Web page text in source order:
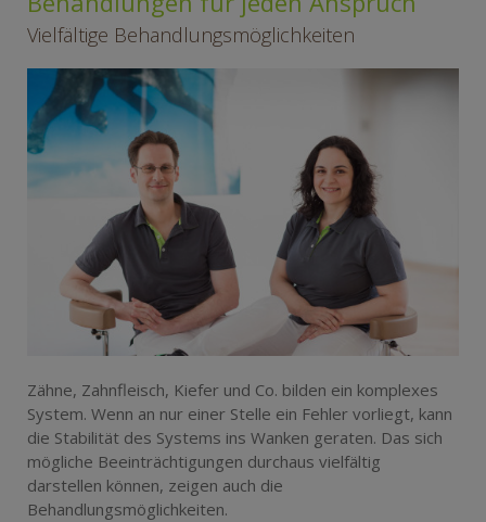
Vielfältige Behandlungsmöglichkeiten
Zähne, Zahnfleisch, Kiefer und Co. bilden ein komplexes
System. Wenn an nur einer Stelle ein Fehler vorliegt, kann
die Stabilität des Systems ins Wanken geraten. Das sich
mögliche Beeinträchtigungen durchaus vielfältig
darstellen können, zeigen auch die
Behandlungsmöglichkeiten.